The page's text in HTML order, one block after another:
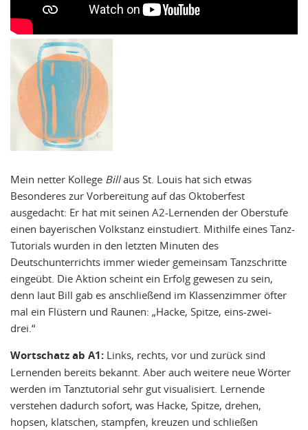
Mein netter Kollege Billaus St. Louis hat sich etwas
Besonderes zur Vorbereitung auf das Oktoberfest
ausgedacht: Er hat mit seinen A2-Lernenden der Oberstufe
einen bayerischen Volkstanz einstudiert. Mithilfe eines Tanz-
Tutorials wurden in den letzten Minuten des
Deutschunterrichts immer wieder gemeinsam Tanzschritte
eingeübt. Die Aktion scheint ein Erfolg gewesen zu sein,
denn laut Bill gab es anschließend im Klassenzimmer öfter
mal ein Flüstern und Raunen: „Hacke, Spitze, eins-zwei-
drei.“
Wortschatz ab A1: Links, rechts, vor und zurück sind
Lernenden bereits bekannt. Aber auch weitere neue Wörter
werden im Tanztutorial sehr gut visualisiert. Lernende
verstehen dadurch sofort, was Hacke, Spitze, drehen,
hopsen, klatschen, stampfen, kreuzen und schließen